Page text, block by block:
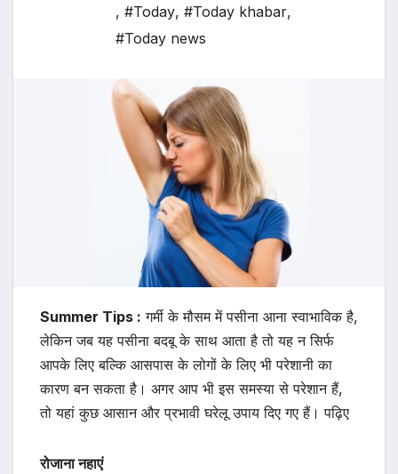
, #Today, #Today khabar,
#Today news
Summer Tips : गर्मी के मौसम में पसीना आना स्वाभाविक है,
लेकिन जब यह पसीना बदबू के साथ आता है तो यह न सिर्फ
आपके लिए बल्कि आसपास के लोगों के लिए भी परेशानी का
कारण बन सकता है। अगर आप भी इस समस्या से परेशान हैं,
तो यहां कुछ आसान और प्रभावी घरेलू उपाय दिए गए हैं। पढ़िए
रोजाना नहाएं